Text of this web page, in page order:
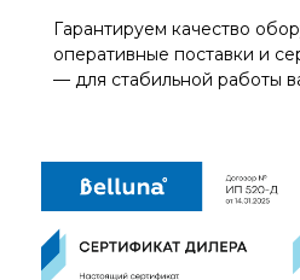
Гарантируем качество
оперативные поставки и
— для стабильной работы